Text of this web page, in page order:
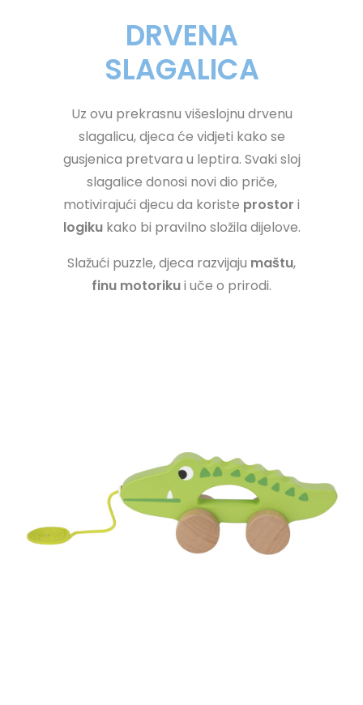
DRVENA
SLAGALICA
Uz ovu prekrasnu višeslojnu drvenu
slagalicu, djeca će vidjeti kako se
gusjenica pretvara u leptira. Svaki sloj
slagalice donosi novi dio priče,
motivirajući djecu da koriste prostor i
logikukako bi pravilno složila dijelove.
Slažući puzzle, djeca razvijaju maštu,
finu motorikui uče o prirodi.